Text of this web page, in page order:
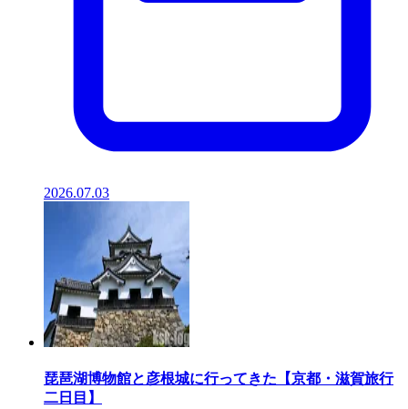
2026.07.03
琵琶湖博物館と彦根城に行ってきた【京都・滋賀旅行
二日目】